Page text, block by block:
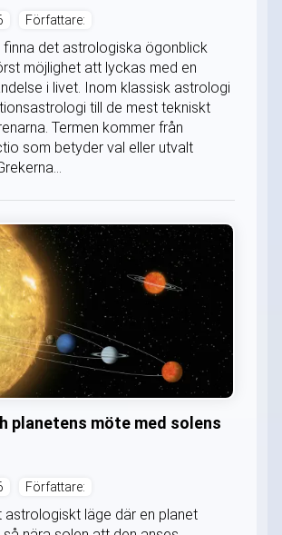
Författare:
finna det astrologiska ögonblick
möjlighet att lyckas med en
i livet. Inom klassisk astrologi
till de mest tekniskt
Termen kommer från
som betyder val eller utvalt
planetens möte med solens
Författare:
astrologiskt läge där en planet